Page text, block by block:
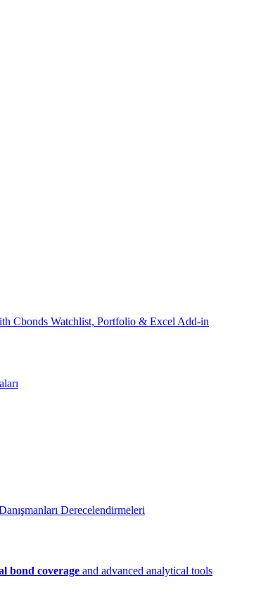
Cbonds Watchlist, Portfolio & Excel Add-in
Derecelendirmeleri
bond coverage and advanced analytical tools